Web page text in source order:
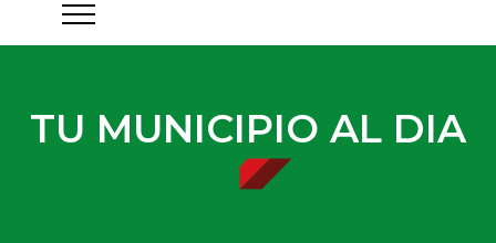
TU MUNICIPIO AL DIA